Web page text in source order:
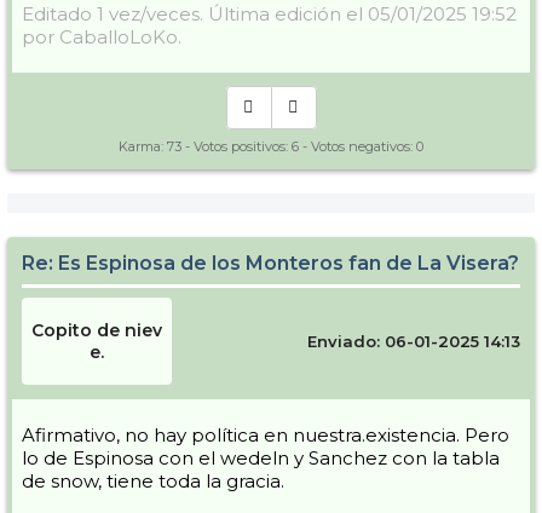
Editado 1 vez/veces. Última edición el 05/01/2025 19:52
por CaballoLoKo.
Karma: 73 - Votos positivos: 6 - Votos negativos: 0
Re: Es Espinosa de los Monteros fan de La Visera?
Copito de niev
e.
Enviado: 06-01-2025 14:13
Afirmativo, no hay política en nuestra.existencia. Pero
lo de Espinosa con el wedeln y Sanchez con la tabla
de snow, tiene toda la gracia.